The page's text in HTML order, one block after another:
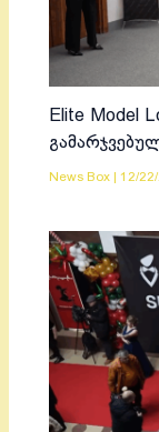
Elite Model
News Box |12/